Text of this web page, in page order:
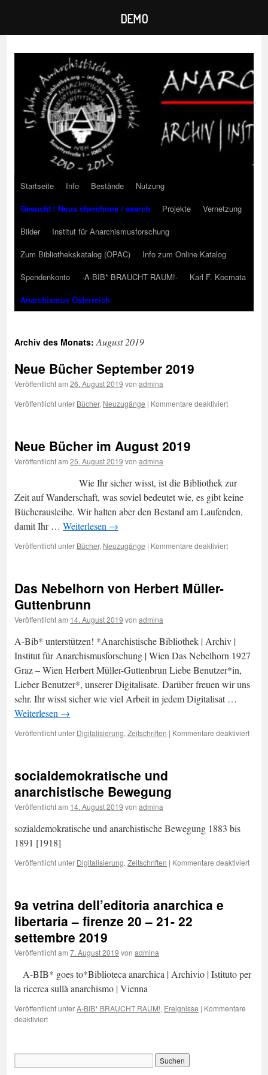
Startseite Info Bestände
Nutzung
Gesucht / Nous cherchons / search
Projekte
Vernetzung
Bilder
Institut für Anarchismusforschung
Zum Bibliothekskatalog (OPAC)
Info zum Online Katalog
Spendenkonto
-A-BIB* BRAUCHT RAUM!-
Karl F. Kocmata
Anarchismus Österreich
Archiv des Monats:August 2019
Neue Bücher September 2019
Veröffentlicht am 26. August 2019 von admina
Veröffentlicht unter Bücher, Neuzugänge | Kommentare deaktiviertfür
Neue Bücher im August 2019
Veröffentlicht am 25. August 2019 von admina
Wie Ihr sicher wisst, ist die Bibliothek zur
Zeit auf Wanderschaft, was soviel bedeutet wie, es gibt keine
Bücherausleihe. Wir halten aber den Bestand am Laufenden,
damit Ihr … Weiterlesen →
Veröffentlicht unter Bücher, Neuzugänge | Kommentare deaktiviertfür
Das Nebelhorn von Herbert Müller-
Guttenbrunn
Veröffentlicht am 14. August 2019 von admina
A-Bib* unterstützen! *Anarchistische Bibliothek | Archiv |
Institut für Anarchismusforschung | Wien Das Nebelhorn 1927
Graz – Wien Herbert Müller-Guttenbrun Liebe Benutzer*in,
Lieber Benutzer*, unserer Digitalisate. Darüber freuen wir uns
sehr. Ihr wisst sicher wie viel Arbeit in jedem Digitalisat …
Weiterlesen →
Veröffentlicht unter Digitalisierung, Zeitschriften | Kommentare deaktiviertfür
socialdemokratische und
anarchistische Bewegung
Veröffentlicht am 14. August 2019 von admina
sozialdemokratische und anarchistische Bewegung 1883 bis
1891 [1918]
Veröffentlicht unter Digitalisierung, Zeitschriften | Kommentare deaktiviertfür
9a vetrina dell’editoria anarchica e
libertaria – firenze 20 – 21- 22
settembre 2019
Veröffentlicht am 7. August 2019 von admina
A-BIB* goes to*Biblioteca anarchica | Archivio | Istituto per
la ricerca sullà anarchismo | Vienna
Veröffentlicht unterA-BIB* BRAUCHT RAUM!, Ereignisse | Kommentare
deaktiviertfür
DEMO